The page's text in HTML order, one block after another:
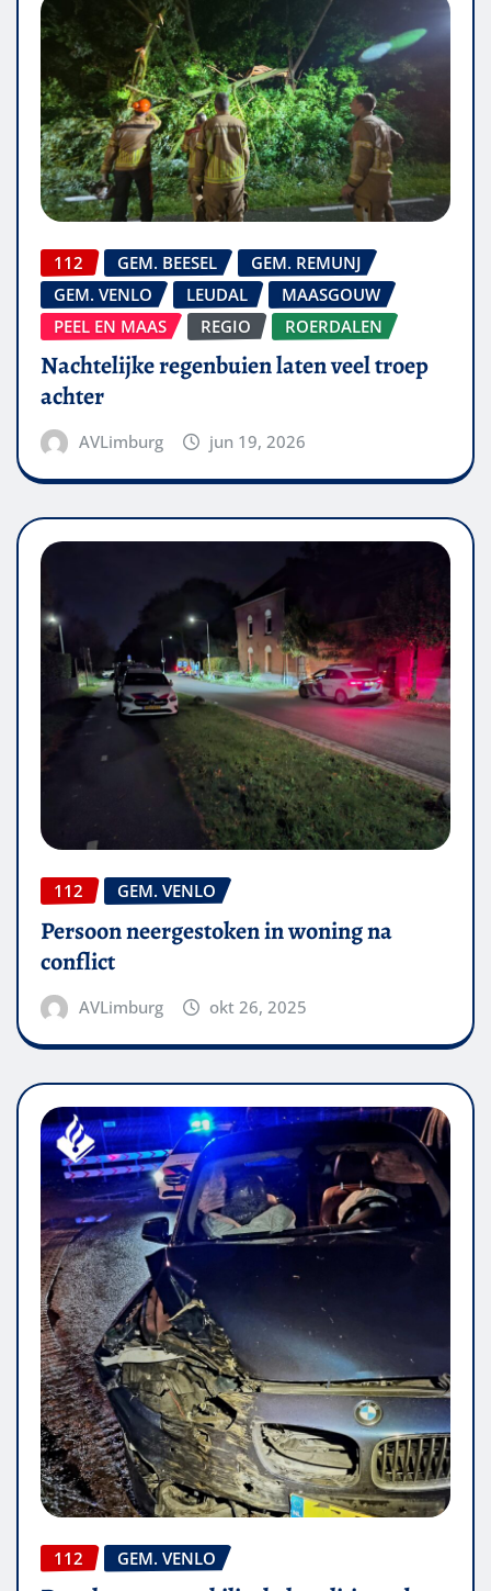
112 GEM. BEESEL
GEM. REMUNJ
GEM. VENLO
LEUDAL
MAASGOUW
PEEL EN MAAS
REGIO ROERDALEN
Nachtelijke regenbuien laten veel troep
achter
AVLimburg jun 19, 2026
112 GEM. VENLO
Persoon neergestoken in woning na
conflict
AVLimburg okt 26, 2025
112 GEM. VENLO